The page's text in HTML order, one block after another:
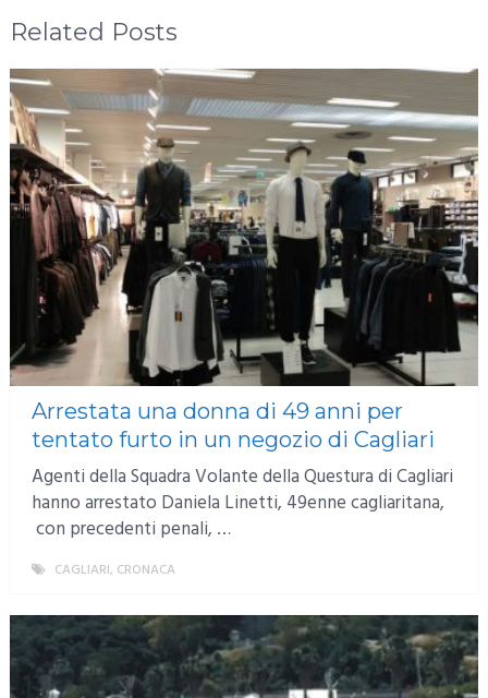
Related Posts
Arrestata una donna di 49 anni per
tentato furto in un negozio di Cagliari
Agenti della Squadra Volante della Questura di Cagliari
hanno arrestato Daniela Linetti, 49enne cagliaritana,
con precedenti penali, …
CAGLIARI, CRONACA